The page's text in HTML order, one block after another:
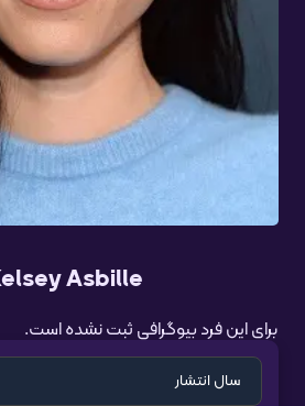
Asbille
برای این فرد بیوگرافی ثبت نشده است.